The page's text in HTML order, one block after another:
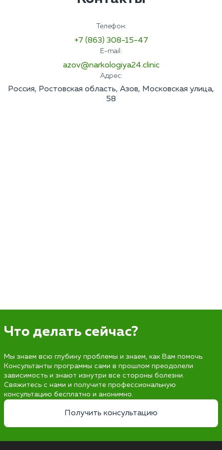
Телефон:
+7 (863) 308-15-47
E-mail:
azov@narkologiya24.clinic
Адрес:
Россия, Ростовская область, Азов, Московская улица,
58
Что делать сейчас?
Мы знаем всю глубину проблемы и знаем, как Вам помочь.
Консультанты программы сами в прошлом преодолели
зависимость и знают изнутри все стороны болезни.
Свяжитесь с нами и получите профессиональную
консультацию бесплатно и анонимно.
Получить консультацию